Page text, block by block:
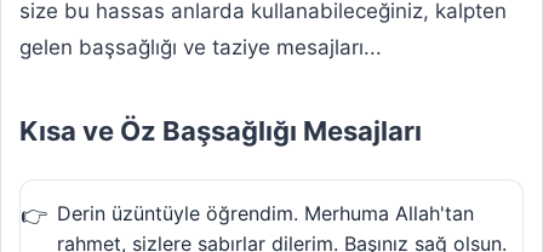
size bu hassas anlarda kullanabileceğiniz, kalpten
gelen başsağlığı ve taziye mesajları...
Kısa ve Öz Başsağlığı Mesajları
Derin üzüntüyle öğrendim. Merhuma Allah'tan
rahmet, sizlere sabırlar dilerim. Başınız sağ olsun.